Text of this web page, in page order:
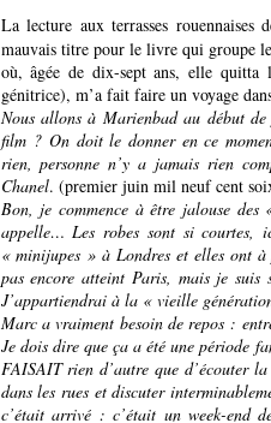
La lecture aux terrasses rouennaises
mauvais titre pour le livre qui groupe
où, âgée de dix-sept ans, elle quitta
génitrice), m’a fait faire un voyage
Nous allons à Marienbad au début
film ? On doit le donner en ce
rien, personne n’y a jamais rien
Chanel. (premier juin mil neuf cent
Bon, je commence à être jalouse
appelle… Les robes sont si courtes,
« minijupes » à Londres et elles ont
pas encore atteint Paris, mais je
J’appartiendrai à la « vieille
Marc a vraiment besoin de repos :
Je dois dire que ça a été une période
FAISAIT rien d’autre que d’écouter
dans les rues et discuter
c’était arrivé : c’était un week-end